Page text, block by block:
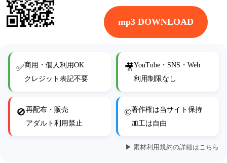
mp3 DOWNLOAD
✅商用・個人利用OK
クレジット表記不要
🎥YouTube・SNS・Web
利用制限なし
🚫再配布・販売
アダルト利用禁止
©著作権は当サイト保持
加工は自由
▶ 素材利用規約の詳細はこちら